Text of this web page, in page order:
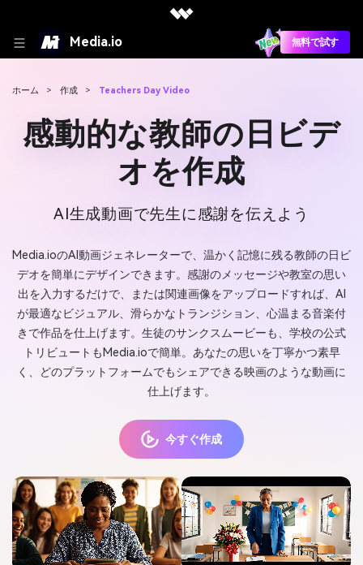
Media.io 無料で試す
ホーム > 作成 > Teachers Day Video
感動的な教師の日ビデ
オを作成
AI生成動画で先生に感謝を伝えよう
Media.ioのAI動画ジェネレーターで、温かく記憶に残る教師の日ビ
デオを簡単にデザインできます。感謝のメッセージや教室の思い
出を入力するだけで、または関連画像をアップロードすれば、AI
が最適なビジュアル、滑らかなトランジション、心温まる音楽付
きで作品を仕上げます。生徒のサンクスムービーも、学校の公式
トリビュートもMedia.ioで簡単。あなたの思いを丁寧かつ素早
く、どのプラットフォームでもシェアできる映画のような動画に
仕上げます。
今すぐ作成